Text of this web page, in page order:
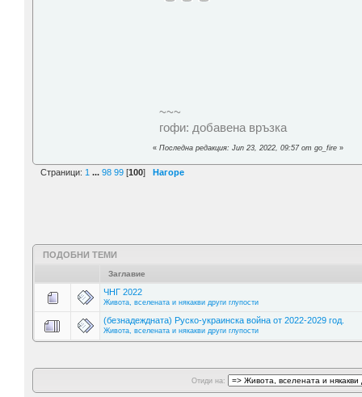
~~~
гофи: добавена връзка
«Последна редакция: Jun 23, 2022, 09:57 от go_fire »
Страници: 1 ... 98 99 [100] Нагоре
ПОДОБНИ ТЕМИ
Заглавие
ЧНГ 2022
Живота, вселената и някакви други глупости
(безнадеждната) Руско-украинска война от 2022-2029 год.
Живота, вселената и някакви други глупости
Отиди на: